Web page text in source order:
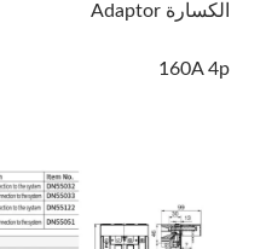
الكسارة Adaptor
160A 4p